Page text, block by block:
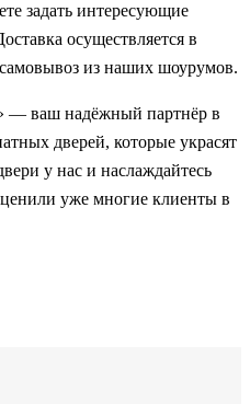
задать интересующие
осуществляется в
из наших шоурумов.
— ваш надёжный партнёр в
дверей, которые украсят
у нас и наслаждайтесь
уже многие клиенты в